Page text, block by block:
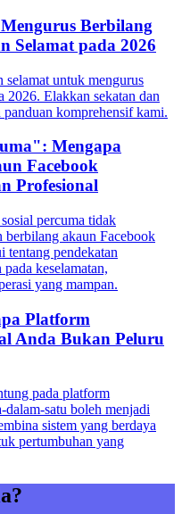
Berbilang
Selamat pada 2026
selamat untuk mengurus
2026. Elakkan sekatan dan
komprehensif kami.
Mengapa
Facebook
Profesional
percuma tidak
akaun Facebook
tentang pendekatan
keselamatan,
yang mampan.
Platform
Anda Bukan Peluru
pada platform
dalam-satu boleh menjadi
sistem yang berdaya
pertumbuhan yang